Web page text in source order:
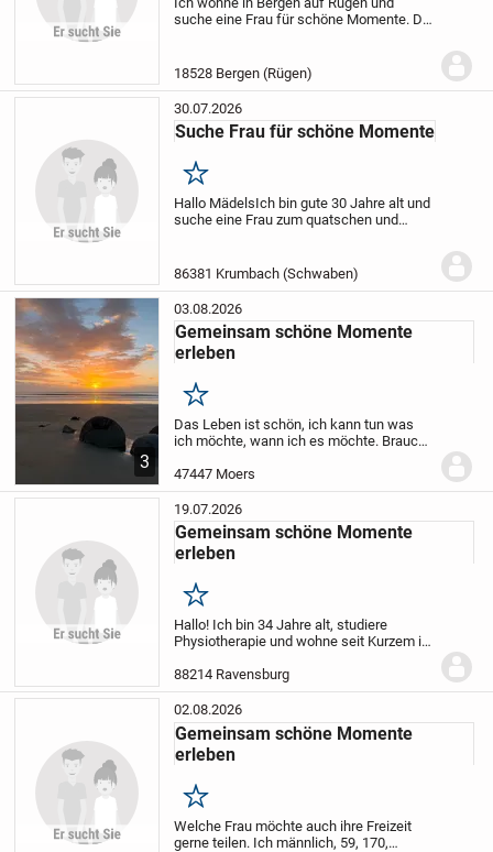
suche eine Frau für schöne Momente. Da
lernen.
18528 Bergen (Rügen)
30.07.2026
Suche Frau für schöne Momente
Merken
Hallo MädelsIch bin gute 30 Jahre alt und
suche eine Frau zum quatschen und
Körper.
86381 Krumbach (Schwaben)
3
03.08.2026
Gemeinsam schöne Momente
erleben
Merken
Das Leben ist schön, ich kann tun was
ich möchte, wann ich es möchte.Brauche
genug Zeit für Hobbys, Freunde und
meine Kinder.Das alles ist wunderbar,
aber in...
47447 Moers
19.07.2026
Gemeinsam schöne Momente
erleben
Merken
Hallo! Ich bin 34 Jahre alt, studiere
Physiotherapie und wohne seit Kurzem in
freundlicher, ehrlicher und respektvoller
Mensch.Ich würde gerne eine
sympathische...
88214 Ravensburg
02.08.2026
Gemeinsam schöne Momente
erleben
Merken
Welche Frau möchte auch ihre Freizeit
gerne teilen. Ich männlich, 59, 170,